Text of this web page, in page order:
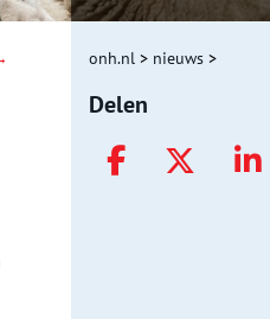
onh.nl > nieuws >
Delen